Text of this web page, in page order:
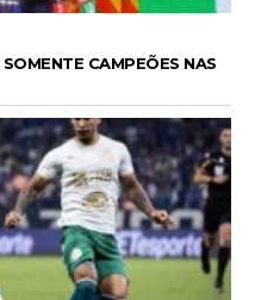
CAMPEÕES NAS